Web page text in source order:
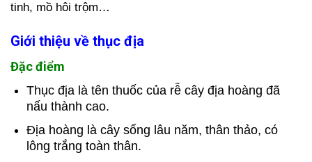
tinh, mồ hôi trộm…
Giới thiệu về thục địa
Đặc điểm
Thục địa là tên thuốc của rễ cây địa hoàng đã
nấu thành cao.
Địa hoàng là cây sống lâu năm, thân thảo, có
lông trắng toàn thân.